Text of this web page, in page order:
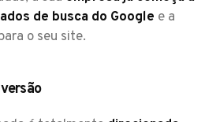
de busca do Google e a
o seu site.